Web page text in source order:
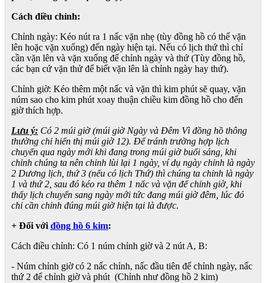
Cách điều chỉnh:
Chỉnh ngày: Kéo nút ra 1 nấc vặn nhẹ (tùy đồng hồ có thể vặn
lên hoặc vặn xuống) đến ngày hiện tại. Nếu có lịch thứ thì chỉ
cần vặn lên và vặn xuống để chỉnh ngày và thứ (Tùy đồng hồ,
các bạn cứ vặn thử để biết vặn lên là chỉnh ngày hay thứ).
Chỉnh giờ: Kéo thêm một nấc và vặn thì kim phút sẽ quay, vặn
núm sao cho kim phút xoay thuận chiều kim đồng hồ cho đến
giờ thích hợp.
Lưu ý: Có 2 múi giờ (múi giờ Ngày và Đêm Vì đồng hồ thông
thường chỉ hiển thị múi giờ 12). Để tránh trường hợp lịch
chuyển qua ngày mới khi đang trong múi giờ buổi sáng, khi
chỉnh chúng ta nên chỉnh lùi lại 1 ngày, ví dụ ngày chỉnh là ngày
2 Dương lịch, thứ 3 (nếu có lịch Thứ) thì chúng ta chỉnh là ngày
1 và thứ 2, sau đó kéo ra thêm 1 nấc và vặn để chỉnh giờ, khi
thấy lịch chuyển sang ngày mới tức đang múi giờ đêm, lúc đó
chỉ cần chỉnh đúng múi giờ hiện tại là được.
+ Đối với đồng hồ 6 kim:
Cách điều chỉnh: Có 1 núm chỉnh giờ và 2 nút A, B:
- Núm chỉnh giờ có 2 nấc chỉnh, nấc đầu tiên để chỉnh ngày, nấc
thứ 2 để chỉnh giờ và phút (Chỉnh như đồng hồ 2 kim)